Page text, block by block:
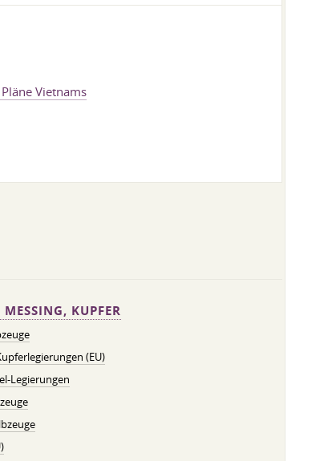
Vietnams
KUPFER
(EU)
Legierungen